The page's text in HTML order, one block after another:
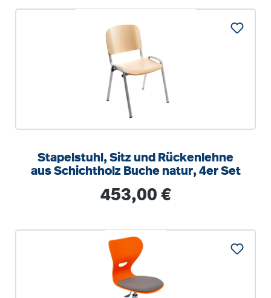
Stapelstuhl, Sitz und Rückenlehne
aus Schichtholz Buche natur, 4er Set
Regulärer Preis:
453,00 €